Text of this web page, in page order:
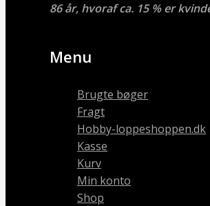
86 år, hvoraf ca. 15 % er
Menu
Brugte bøger
Fragt
Hobby-loppeshoppen.dk
Kasse
Kurv
Min konto
Shop